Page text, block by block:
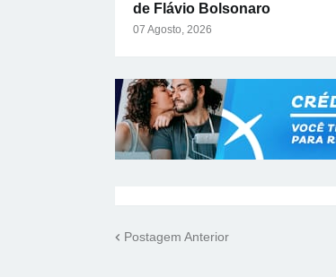
de Flávio Bolsonaro
07 Agosto, 2026
Postagem Anterior